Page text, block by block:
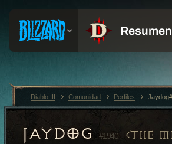
JAYDOG #1940 THE
Diablo III Comunidad Perfiles